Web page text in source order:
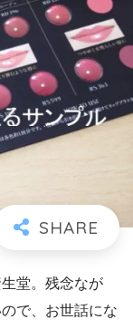
堂。残念なが
で、お世話にな